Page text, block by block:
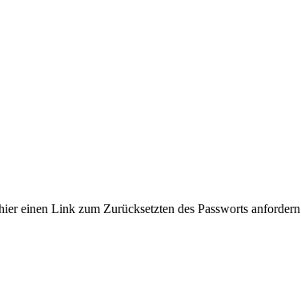
einen Link zum Zurücksetzten des Passworts